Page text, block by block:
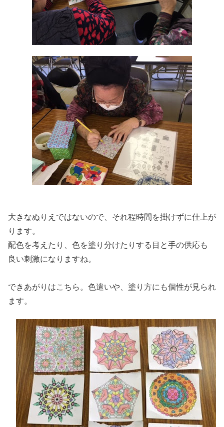
大きなぬりえではないので、それ程時間を掛けずに仕上が
ります。
配色を考えたり、色を塗り分けたりする目と手の供応も
良い刺激になりますね。
できあがりはこちら。色遣いや、塗り方にも個性が見られ
ます。